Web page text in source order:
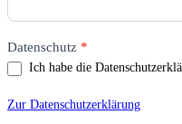
Datenschutz *
Ich habe die
Zur Datenschutzerklärung